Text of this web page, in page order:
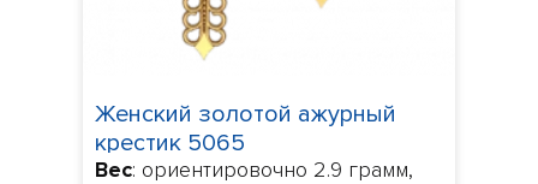
Женский золотой ажурный
крестик 5065
Вес: ориентировочно 2.9 грамм,